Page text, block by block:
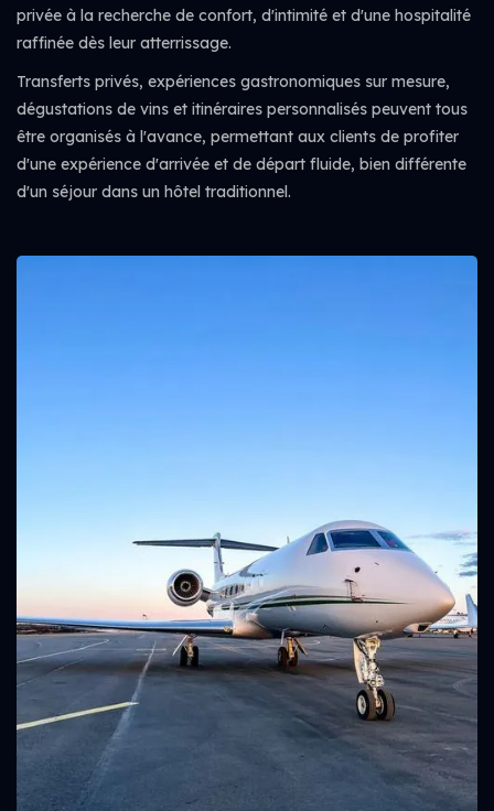
privée à la recherche de confort, d'intimité et d'une hospitalité
raffinée dès leur atterrissage.
Transferts privés, expériences gastronomiques sur mesure,
dégustations de vins et itinéraires personnalisés peuvent tous
être organisés à l'avance, permettant aux clients de profiter
d'une expérience d'arrivée et de départ fluide, bien différente
d'un séjour dans un hôtel traditionnel.